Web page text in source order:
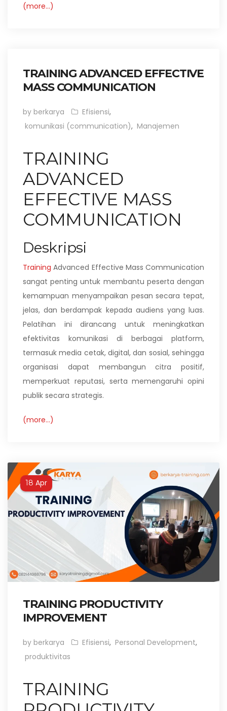
(more…)
TRAINING ADVANCED EFFECTIVE
MASS COMMUNICATION
by berkarya Efisiensi,
komunikasi (communication), Manajemen
TRAINING
ADVANCED
EFFECTIVE MASS
COMMUNICATION
Deskripsi
Training Advanced Effective Mass Communication
sangat penting untuk membantu peserta dengan
kemampuan menyampaikan pesan secara tepat,
jelas, dan berdampak kepada audiens yang luas.
Pelatihan ini dirancang untuk meningkatkan
efektivitas komunikasi di berbagai platform,
termasuk media cetak, digital, dan sosial, sehingga
organisasi dapat membangun citra positif,
memperkuat reputasi, serta memengaruhi opini
publik secara strategis.
(more…)
18 Apr
TRAINING PRODUCTIVITY
IMPROVEMENT
by berkarya Efisiensi, Personal Development,
produktivitas
TRAINING